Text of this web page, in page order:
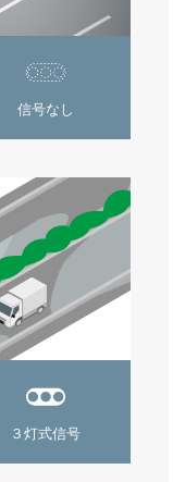
信号なし
３灯式信号